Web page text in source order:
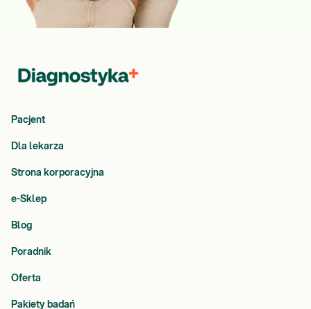
Pacjent
Dla lekarza
Strona korporacyjna
e-Sklep
Blog
Poradnik
Oferta
Pakiety badań